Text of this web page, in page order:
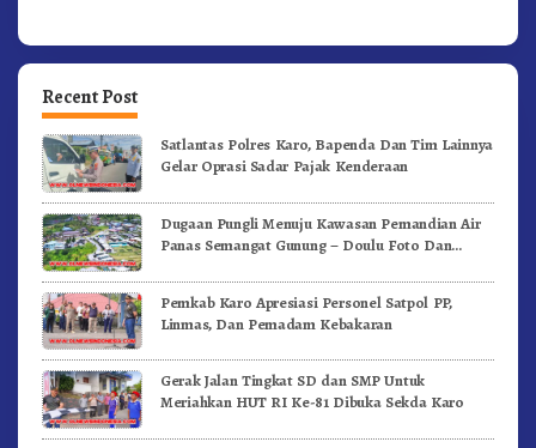
Recent Post
Satlantas Polres Karo, Bapenda Dan Tim Lainnya
Gelar Oprasi Sadar Pajak Kenderaan
Dugaan Pungli Menuju Kawasan Pemandian Air
Panas Semangat Gunung – Doulu Foto Dan
Pemkab Karo Apresiasi Personel Satpol PP,
Linmas, Dan Pemadam Kebakaran
Gerak Jalan Tingkat SD dan SMP Untuk
Meriahkan HUT RI Ke-81 Dibuka Sekda Karo